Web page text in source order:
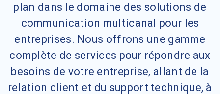
plan dans le domaine des solutions de
communication multicanal pour les
entreprises. Nous offrons une gamme
complète de services pour répondre aux
besoins de votre entreprise, allant de la
relation client et du support technique, à